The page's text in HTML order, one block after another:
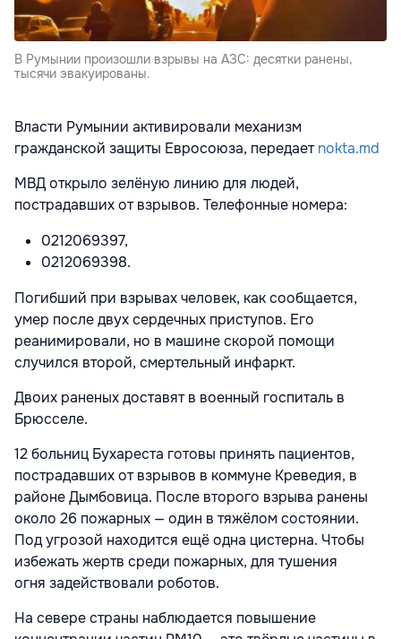
В Румынии произошли взрывы на АЗС: десятки ранены,
тысячи эвакуированы.
Власти Румынии активировали механизм
гражданской защиты Евросоюза, передаетnokta.md
МВД открыло зелёную линию для людей,
пострадавших от взрывов. Телефонные номера:
0212069397,
0212069398.
Погибший при взрывах человек, как сообщается,
умер после двух сердечных приступов. Его
реанимировали, но в машине скорой помощи
случился второй, смертельный инфаркт.
Двоих раненых доставят в военный госпиталь в
Брюсселе.
12 больниц Бухареста готовы принять пациентов,
пострадавших от взрывов в коммуне Креведия, в
районе Дымбовица. После второго взрыва ранены
около 26 пожарных — один в тяжёлом состоянии.
Под угрозой находится ещё одна цистерна. Чтобы
избежать жертв среди пожарных, для тушения
огня задействовали роботов.
На севере страны наблюдается повышение